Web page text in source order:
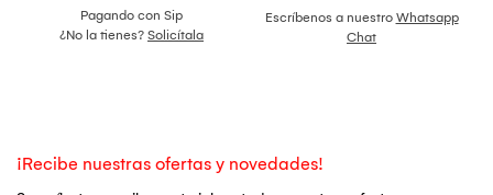
Pagando con Sip
¿No la tienes? Solicítala
Escríbenos a nuestro Whatsapp
Chat
¡Recibe nuestras ofertas y novedades!